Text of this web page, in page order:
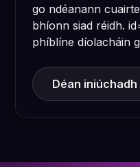
go ndéanann
bhíonn siad réidh.
phíblíne díolacháin
Déan iniúchadh